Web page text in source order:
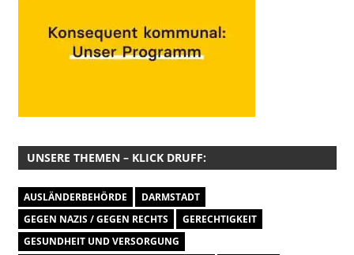
UNSERE THEMEN – KLICK DRUFF:
AUSLÄNDERBEHÖRDE
DARMSTADT
GEGEN NAZIS / GEGEN RECHTS
GERECHTIGKEIT
GESUNDHEIT UND VERSORGUNG